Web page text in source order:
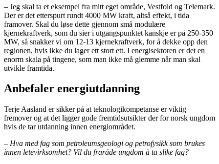
– Jeg skal ta et eksempel fra mitt eget område, Vestfold og Telemark.
Der er det etterspurt rundt 4000 MW kraft, altså effekt, i tida
framover. Skal du løse dette gjennom små modulære
kjernekraftverk, som du sier i utgangspunktet kanskje er på 250-350
MW, så snakker vi om 12-13 kjernekraftverk, for å dekke opp den
regionen, hvis ikke du lager ett stort ett. I energisektoren er det en
enorm skala på tingene, som man ikke må glemme når man skal
utvikle framtida.
Anbefaler energiutdanning
Terje Aasland er sikker på at teknologikompetanse er viktig
fremover og at det ligger gode fremtidsutsikter der for norsk ungdom
hvis de tar utdanning innen energiområdet.
– Hva med fag som petroleumsgeologi og petrofysikk som brukes
innen letevirksomhet? Vil du fraråde ungdom å ta slike fag?